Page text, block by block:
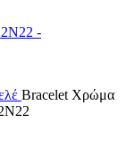
Bracelet Χρώμα